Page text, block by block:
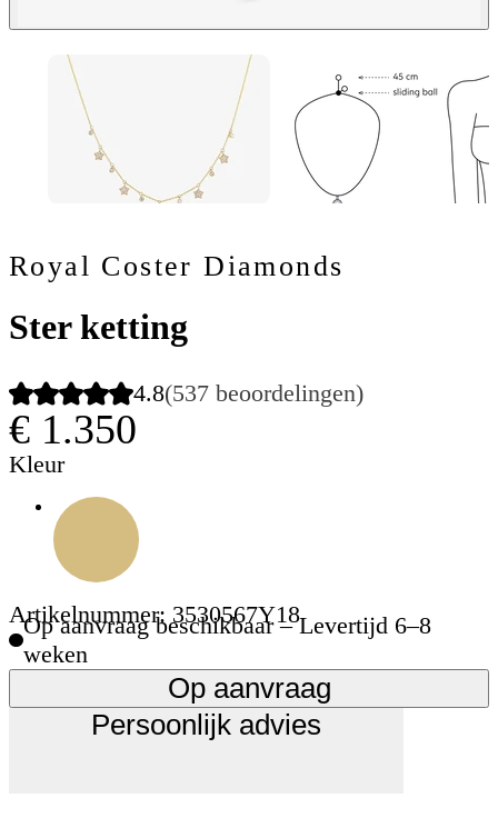
Royal Coster Diamonds
Ster ketting
4.8(537 beoordelingen)
€ 1.350
Kleur
Artikelnummer: 3530567Y18
Op aanvraag beschikbaar – Levertijd 6–8
weken
Op aanvraag
Persoonlijk advies